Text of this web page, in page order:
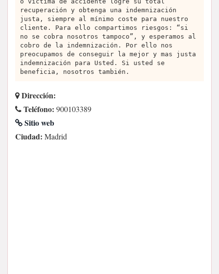
recuperación y obtenga una indemnización
justa, siempre al mínimo coste para nuestro
cliente. Para ello compartimos riesgos: “si
no se cobra nosotros tampoco”, y esperamos al
cobro de la indemnización. Por ello nos
preocupamos de conseguir la mejor y mas justa
indemnización para Usted. Si usted se
beneficia, nosotros también.
Dirección:
Teléfono: 900103389
Sitio web
Ciudad: Madrid